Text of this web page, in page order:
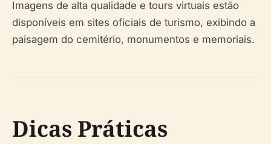
Imagens de alta qualidade e tours virtuais estão
disponíveis em sites oficiais de turismo, exibindo a
paisagem do cemitério, monumentos e memoriais.
Dicas Práticas